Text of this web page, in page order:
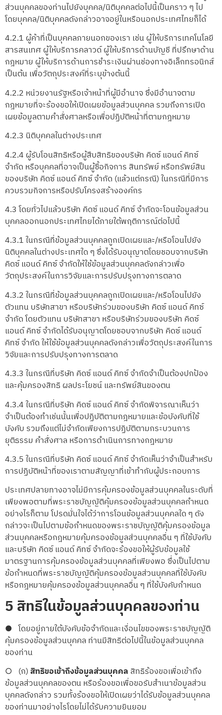
ส่วนบุคคลของท่านไปยังบุคคล/นิติบุคคลต่อไปนี้เป็นคราว ๆ ไป
โดยบุคคล/นิติบุคคลดังกล่าวอาจอยู่ในหรือนอกประเทศไทยก็ได้
4.2.1 ผู้ค้าที่เป็นบุคคลภายนอกของเรา เช่น ผู้ให้บริการเทคโนโลยี
สารสนเทศ ผู้ให้บริการคลาวด์ ผู้ให้บริการด้านบัญชี ที่ปรึกษาด้าน
กฎหมาย ผู้ให้บริการด้านการชำระเงินผ่านช่องทางอิเล็กทรอนิกส์
เป็นต้น เพื่อวัตถุประสงค์ที่ระบุข้างต้นนี้
4.2.2 หน่วยงานรัฐหรือเจ้าหน้าที่ผู้มีอำนาจ ซึ่งมีอำนาจตาม
กฎหมายที่จะร้องขอให้เปิดเผยข้อมูลส่วนบุคคล รวมถึงการเปิด
เผยข้อมูลตามคำสั่งศาลหรือเพื่อปฏิบัติหน้าที่ตามกฎหมาย
4.2.3 นิติบุคคลในต่างประเทศ
4.2.4 ผู้รับโอนสิทธิหรือผู้สืบสิทธิของบริษัท คิดซ์ แอนด์ คิทซ์
จำกัด หรือบุคคลที่อาจเป็นผู้ซื้อกิจการ สินทรัพย์ หรือทรัพย์สิน
ของบริษัท คิดซ์ แอนด์ คิทซ์ จำกัด (แล้วแต่กรณี) ในกรณีที่มีการ
ควบรวมกิจการหรือปรับโครงสร้างองค์กร
4.3 โดยทั่วไปแล้วบริษัท คิดซ์ แอนด์ คิทซ์ จำกัดจะโอนข้อมูลส่วน
บุคคลออกนอกประเทศไทยได้ภายใต้พฤติการณ์ต่อไปนี้
4.3.1 ในกรณีที่ข้อมูลส่วนบุคคลถูกเปิดเผยและ/หรือโอนไปยัง
นิติบุคคลในต่างประเทศใด ๆ ซึ่งได้รับอนุญาตโดยชอบจากบริษัท
คิดซ์ แอนด์ คิทซ์ จำกัดให้ใช้ข้อมูลส่วนบุคคลดังกล่าวเพื่อ
วัตถุประสงค์ในการวิจัยและการปรับปรุงทางการตลาด
4.3.2 ในกรณีที่ข้อมูลส่วนบุคคลถูกเปิดเผยและ/หรือโอนไปยัง
ตัวแทน บริษัทสาขา หรือบริษัทร่วมของบริษัท คิดซ์ แอนด์ คิทซ์
จำกัด โดยตัวแทน บริษัทสาขา หรือบริษัทร่วมของบริษัท คิดซ์
แอนด์ คิทซ์ จำกัดได้รับอนุญาตโดยชอบจากบริษัท คิดซ์ แอนด์
คิทซ์ จำกัด ให้ใช้ข้อมูลส่วนบุคคลดังกล่าวเพื่อวัตถุประสงค์ในการ
วิจัยและการปรับปรุงทางการตลาด
4.3.3 ในกรณีที่บริษัท คิดซ์ แอนด์ คิทซ์ จำกัดจำเป็นต้องปกป้อง
และคุ้มครองสิทธิ ผลประโยชน์ และทรัพย์สินของตน
4.3.4 ในกรณีที่บริษัท คิดซ์ แอนด์ คิทซ์ จำกัดพิจารณาเห็นว่า
จำเป็นต้องทำเช่นนั้นเพื่อปฏิบัติตามกฎหมายและข้อบังคับที่ใช้
บังคับ รวมถึงแต่ไม่จำกัดเพียงการปฏิบัติตามกระบวนการ
ยุติธรรม คำสั่งศาล หรือการดำเนินการทางกฎหมาย
4.3.5 ในกรณีที่บริษัท คิดซ์ แอนด์ คิทซ์ จำกัดเห็นว่าจำเป็นสำหรับ
การปฏิบัติหน้าที่ของเราตามสัญญาที่เข้าทำกับผู้ประกอบการ
ประเทศปลายทางอาจไม่มีการคุ้มครองข้อมูลส่วนบุคคลในระดับที่
เพียงพอตามที่พระราชบัญญัติคุ้มครองข้อมูลส่วนบุคคลกำหนด
อย่างไรก็ตาม โปรดมั่นใจได้ว่าการโอนข้อมูลส่วนบุคคลใด ๆ ดัง
กล่าวจะเป็นไปตามข้อกำหนดของพระราชบัญญัติคุ้มครองข้อมูล
ส่วนบุคคลหรือกฎหมายคุ้มครองข้อมูลส่วนบุคคลอื่น ๆ ที่ใช้บังคับ
และบริษัท คิดซ์ แอนด์ คิทซ์ จำกัดจะร้องขอให้ผู้รับข้อมูลใช้
มาตรฐานการคุ้มครองข้อมูลส่วนบุคคลที่เพียงพอ ซึ่งเป็นไปตาม
ข้อกำหนดที่พระราชบัญญัติคุ้มครองข้อมูลส่วนบุคคลที่ใช้บังคับ
หรือกฎหมายคุ้มครองข้อมูลส่วนบุคคลอื่น ๆ ที่ใช้บังคับกำหนด
5 สิทธิในข้อมูลส่วนบุคคลของท่าน
● โดยอยู่ภายใต้บังคับข้อจำกัดและเงื่อนไขของพระราชบัญญัติ
คุ้มครองข้อมูลส่วนบุคคล ท่านมีสิทธิต่อไปนี้ในข้อมูลส่วนบุคคล
ของท่าน
○ (ก)สิทธิขอเข้าถึงข้อมูลส่วนบุคคล สิทธิร้องขอเพื่อเข้าถึง
ข้อมูลส่วนบุคคลของตน หรือร้องขอเพื่อขอรับสำเนาข้อมูลส่วน
บุคคลดังกล่าว รวมทั้งร้องขอให้เปิดเผยว่าได้รับข้อมูลส่วนบุคคล
ของท่านมาอย่างไรโดยไม่ได้รับความยินยอม